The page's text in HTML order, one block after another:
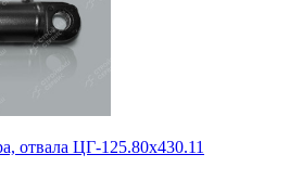
отвала ЦГ-125.80х430.11